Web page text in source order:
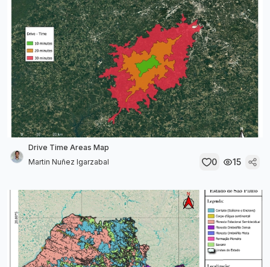
Drive Time Areas Map
Martin Nuñez Igarzabal
0 15